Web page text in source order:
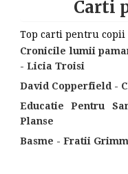
Carti
Top carti pentru copii
Cronicile lumii
- Licia Troisi
David Copperfield -
Educatie Pentru
Planse
Basme - Fratii Grimm